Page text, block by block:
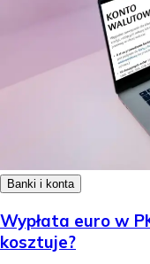
Banki i konta
Wypłata euro w
kosztuje?